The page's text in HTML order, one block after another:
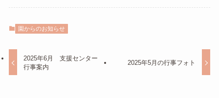
園からのお知らせ
2025年6月 支援センター
行事案内
2025年5月の行事フォト